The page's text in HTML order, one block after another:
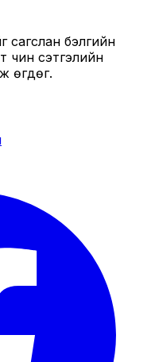
бэлгийн
чин сэтгэлийн
өгдөг.